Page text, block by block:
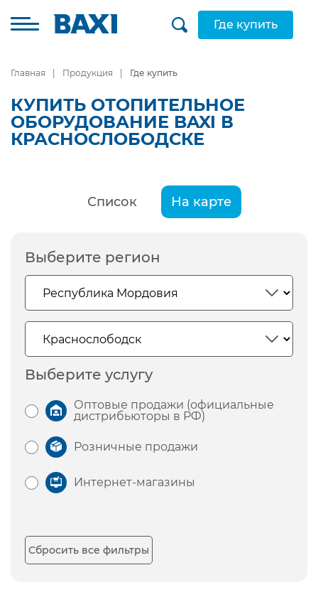
Где купить
Главная Продукция Где купить
КУПИТЬ ОТОПИТЕЛЬНОЕ
ОБОРУДОВАНИЕ BAXI В
КРАСНОСЛОБОДСКЕ
Список На карте
Выберите регион
Выберите услугу
Оптовые продажи (официальные
дистрибьюторы в РФ)
Розничные продажи
Интернет-магазины
Сбросить все фильтры